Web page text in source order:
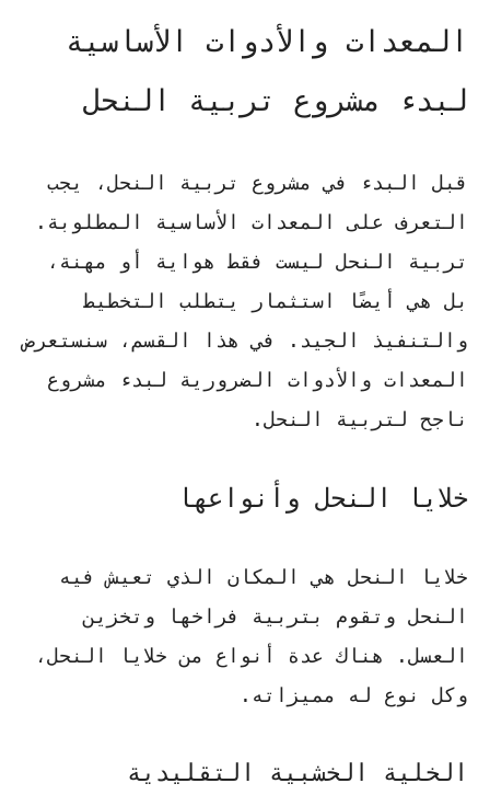
المعدات والأدوات الأساسية
لبدء مشروع تربية النحل
قبل البدء في مشروع تربية النحل، يجب
التعرف على المعدات الأساسية المطلوبة.
تربية النحل ليست فقط هواية أو مهنة،
بل هي أيضًا استثمار يتطلب التخطيط
والتنفيذ الجيد. في هذا القسم، سنستعرض
المعدات والأدوات الضرورية لبدء مشروع
ناجح لتربية النحل.
خلايا النحل وأنواعها
خلايا النحل هي المكان الذي تعيش فيه
النحل وتقوم بتربية فراخها وتخزين
العسل. هناك عدة أنواع من خلايا النحل،
وكل نوع له مميزاته.
الخلية الخشبية التقليدية